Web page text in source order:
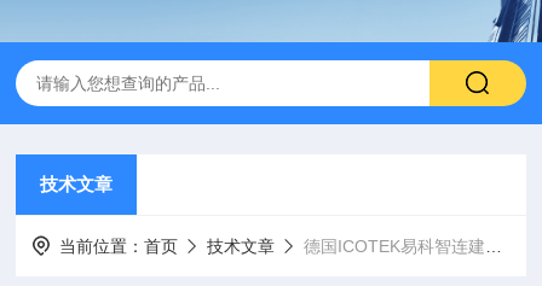
技术文章
当前位置：首页 技术文章 德国ICOTEK易科智连建筑机械、农业设备和商用车辆领域的电缆管理